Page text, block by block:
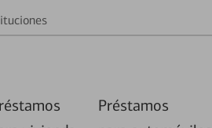
Préstamos